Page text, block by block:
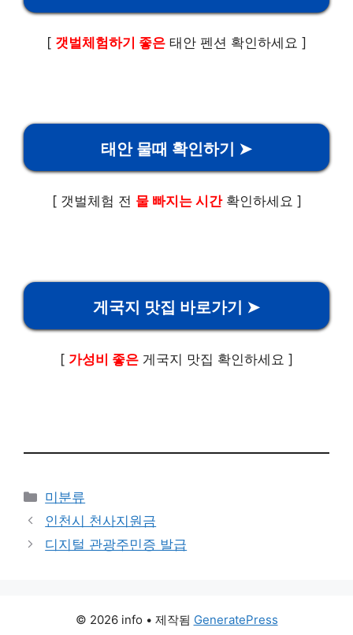
[ 갯벌체험하기 좋은 태안 펜션 확인하세요 ]
태안 물때 확인하기 ➤
[ 갯벌체험 전 물 빠지는 시간확인하세요 ]
게국지 맛집 바로가기 ➤
[ 가성비 좋은 게국지 맛집 확인하세요 ]
카
테
리
미분류
인천시 천사지원금
디지털 관광주민증 발급
© 2026 info • 제작됨 GeneratePress